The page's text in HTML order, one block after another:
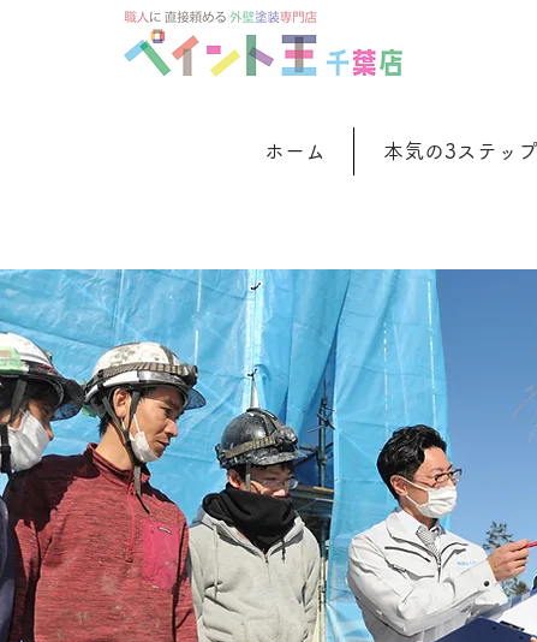
ホーム 本気の3ステップ